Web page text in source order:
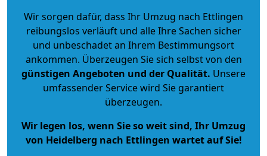
Wir sorgen dafür, dass Ihr Umzug nach Ettlingen
reibungslos verläuft und alle Ihre Sachen sicher
und unbeschadet an Ihrem Bestimmungsort
ankommen. Überzeugen Sie sich selbst von den
günstigen Angeboten und der Qualität. Unsere
umfassender Service wird Sie garantiert
überzeugen.
Wir legen los, wenn Sie so weit sind, Ihr Umzug
von Heidelberg nach Ettlingen wartet auf Sie!